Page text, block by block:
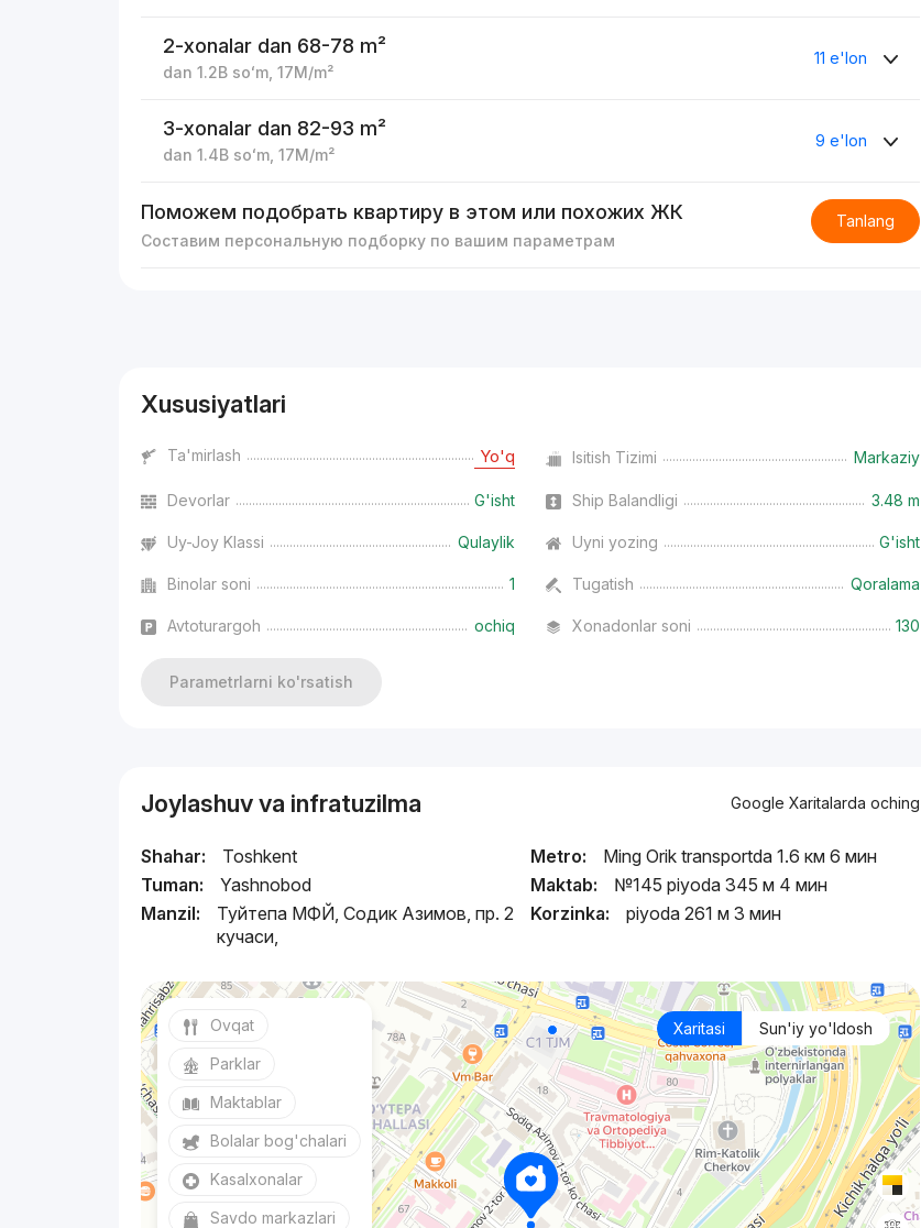
2-xonalar dan 68-78 m²
dan1.2B soʻm ,17M/m²
11 e'lon
3-xonalar dan 82-93 m²
dan1.4B soʻm ,17M/m²
9 e'lon
Поможем подобрать квартиру в этом или похожих ЖК
Составим персональную подборку по вашим параметрам
Tanlang
Xususiyatlari
Ta'mirlash Yo'q Isitish Tizimi Markaziy
Devorlar G'isht Ship Balandligi 3.48 m
Uy-Joy Klassi Qulaylik Uyni yozing G'isht
Binolar soni 1 Tugatish Qoralama
Avtoturargoh ochiq Xonadonlar soni 130
Parametrlarni ko'rsatish
Joylashuv va infratuzilma Google Xaritalarda oching
Shahar:
Toshkent
Tuman:
Yashnobod
Manzil:
Туйтепа МФЙ, Содик Азимов, пр. 2
кучаси,
Metro:
Ming Orik transportda 1.6 км 6 мин
Maktab:
№145 piyoda 345 м 4 мин
Korzinka:
piyoda 261 м 3 мин
Xaritasi Sun'iy yo'ldosh
Ovqat
Parklar
Maktablar
Bolalar bog'chalari
Kasalxonalar
Savdo markazlari